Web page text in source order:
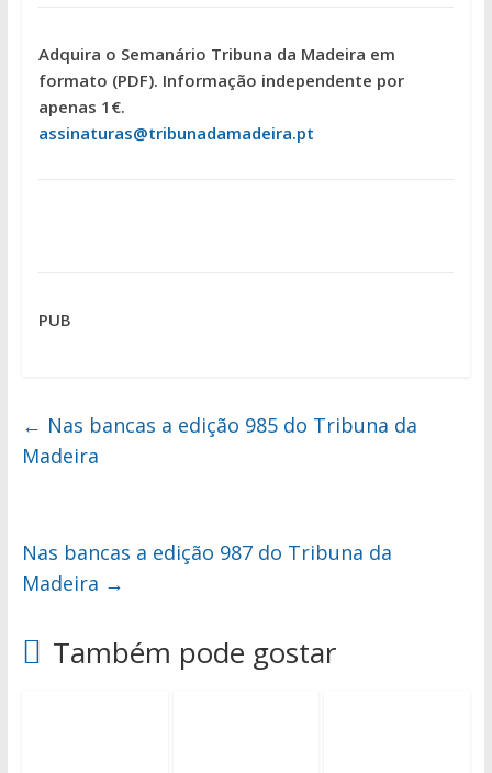
Adquira o Semanário Tribuna da Madeira em
formato (PDF). Informação independente por
apenas 1€.
assinaturas@tribunadamadeira.pt
PUB
← Nas bancas a edição 985 do Tribuna da
Madeira
Nas bancas a edição 987 do Tribuna da
Madeira →
Também pode gostar